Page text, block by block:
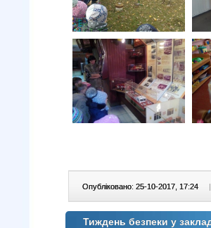
Опубліковано: 25-10-2017, 17:24 |
Тиждень безпеки у